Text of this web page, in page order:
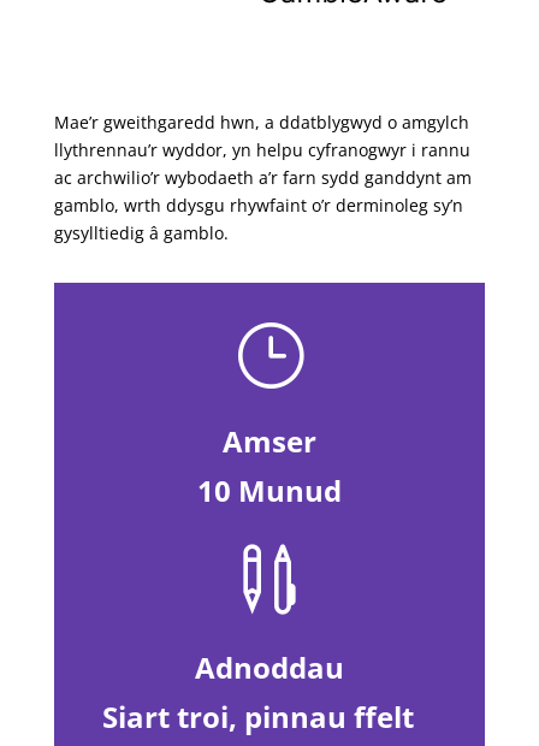
Mae’r gweithgaredd hwn, a ddatblygwyd o amgylch
llythrennau’r wyddor, yn helpu cyfranogwyr i rannu
ac archwilio’r wybodaeth a’r farn sydd ganddynt am
gamblo, wrth ddysgu rhywfaint o’r derminoleg sy’n
gysylltiedig â gamblo.
}
Amser
10 Munud

Adnoddau
Siart troi, pinnau ffelt